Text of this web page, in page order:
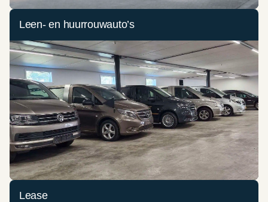
Leen- en huurrouwauto’s
Lease